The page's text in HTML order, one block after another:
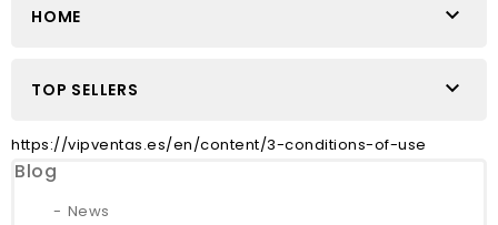
HOME 
TOP SELLERS 
https://vipventas.es/en/content/3-conditions-of-use
Blog
News